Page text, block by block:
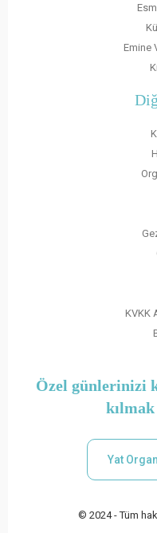
Emine
KVKK
Özel günlerinizi
Yat
© 2024 - Tüm